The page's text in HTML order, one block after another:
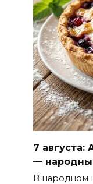
7 августа:
—
В народном